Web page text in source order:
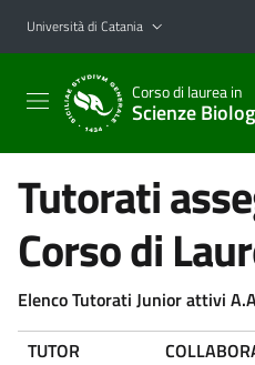
Vai al contenuto principale
Vai al menu di navigazione
Università di Catania
Corso di laurea in
Scienze
Tutorati
Corso di
Elenco Tutorati Junior attivi
TUTOR